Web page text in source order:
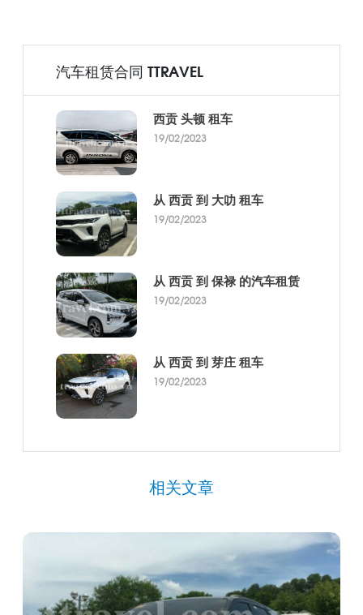
汽车租赁合同 TTRAVEL
西贡 头顿 租车
19/02/2023
从 西贡 到 大叻 租车
19/02/2023
从 西贡 到 保禄 的汽车租赁
19/02/2023
从 西贡 到 芽庄 租车
19/02/2023
相关文章